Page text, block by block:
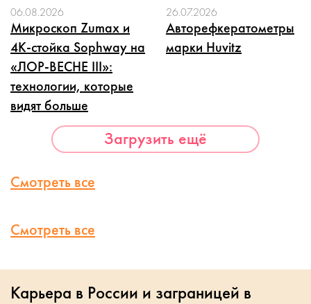
06.08.2026
Микроскоп Zumax и
4K-стойка Sophway на
«ЛОР-ВЕСНЕ III»:
технологии, которые
видят больше
26.07.2026
Авторефкератометры
марки Huvitz
Загрузить ещё
Смотреть все
Смотреть все
Карьера в России и заграницей в